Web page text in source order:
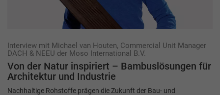
Interview mit Michael van Houten, Commercial Unit Manager
DACH & NEEU der Moso International B.V.
Von der Natur inspiriert – Bambus­lösungen für
Architektur und Industrie
Nachhaltige Rohstoffe prägen die Zukunft der Bau- und